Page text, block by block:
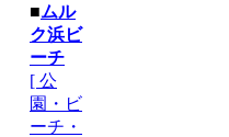
■ムル
ク浜ビ
ーチ
[ 公
園・ビ
ーチ・